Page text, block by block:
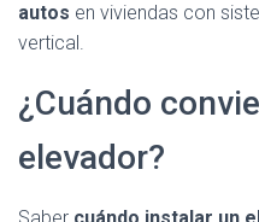
autos en viviendas con
vertical.
¿Cuándo
elevador?